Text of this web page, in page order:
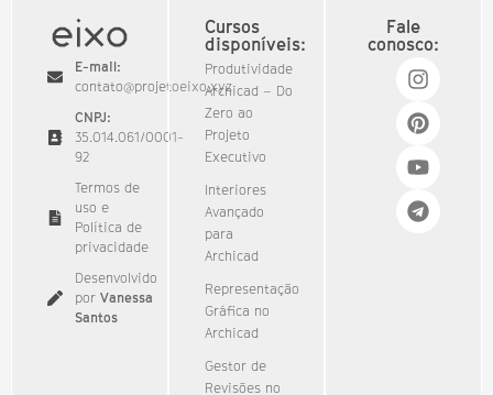
E-mail:
contato@projetoeixo.xyz
CNPJ:
35.014.061/0001-
92​
Termos de
uso e
Política de
privacidade
Desenvolvido
por Vanessa
Santos
Cursos
disponíveis:
Produtividade
Archicad – Do
Zero ao
Projeto
Executivo
Interiores
Avançado
para
Archicad
Representação
Gráfica no
Archicad
Gestor de
Revisões no
Fale
conosco: